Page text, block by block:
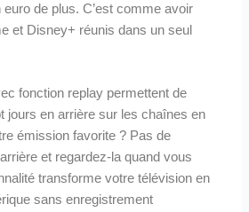
de plus. C’est comme avoir
et Disney+ réunis dans un seul
fonction replay permettent de
jours en arrière sur les chaînes en
émission favorite ? Pas de
et regardez-la quand vous
transforme votre télévision en
sans enregistrement